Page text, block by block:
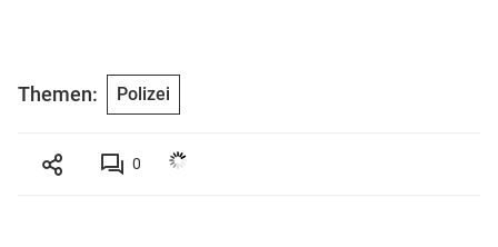
Themen: Polizei
0